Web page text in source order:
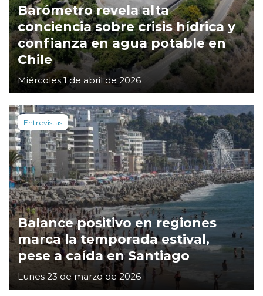
Barómetro revela alta
conciencia sobre crisis hídrica y
confianza en agua potable en
Chile
Miércoles 1 de abril de 2026
Entrevistas
Balance positivo en regiones
marca la temporada estival,
pese a caída en Santiago
Lunes 23 de marzo de 2026